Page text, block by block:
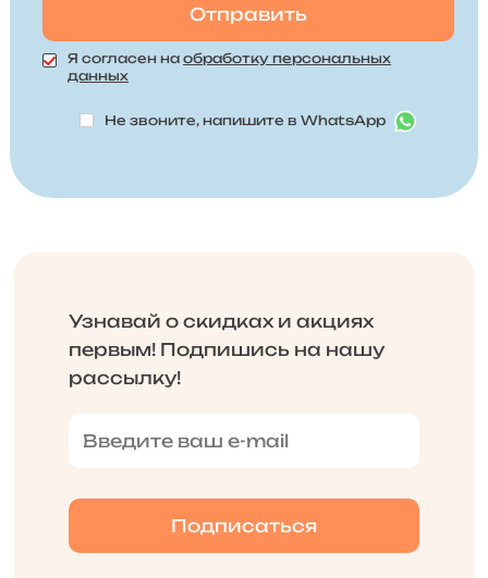
Я согласен на обработку персональных
данных
Не звоните, напишите в WhatsApp
Узнавай о скидках и акциях
первым! Подпишись на нашу
рассылку!